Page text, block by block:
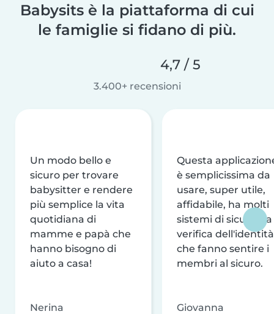
Babysits è la piattaforma di cui
le famiglie si fidano di più.
4,7 / 5
3.400+ recensioni
Un modo bello e
sicuro per trovare
babysitter e rendere
più semplice la vita
quotidiana di
mamme e papà che
hanno bisogno di
aiuto a casa!
Nerina
Questa
è semplicissima da
usare, super utile,
affidabile, ha molti
sistemi di sicurezza
verifica dell'identità
che fanno sentire i
membri al sicuro.
Giovanna